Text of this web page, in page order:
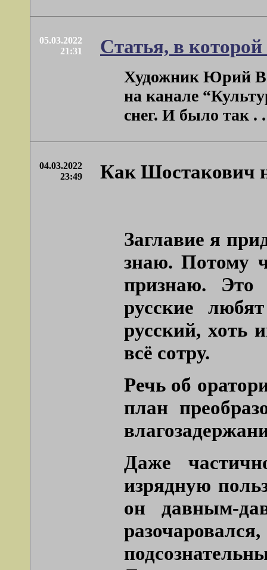
05.03.2022
21:31
Статья, в
Художник Юрий
на канале
снег. И было так .
04.03.2022
23:49
Как Шостакович
Заглавие я
знаю. Потому
признаю. Это
русские
русский, хоть
всё сотру.
Речь об
план
Даже
изрядную
он давным-